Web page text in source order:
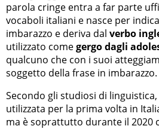
parola cringe entra a far parte
vocaboli italiani e nasce per
imbarazzo e deriva dal verbo
utilizzato comegergo dagli
qualcuno che con i suoi
soggetto della frase in imbarazzo.
Secondo gli studiosi di
utilizzata per la prima volta in
ma è soprattutto durante il 2020